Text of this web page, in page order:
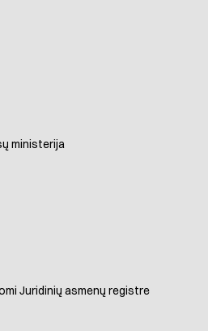
ministerija
Juridinių asmenų registre